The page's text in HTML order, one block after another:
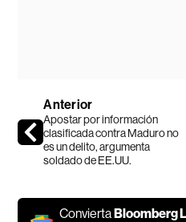
Anterior
Apostar por información
clasificada contra Maduro no
es un delito, argumenta
soldado de EE.UU.
ConviertaBloomberg